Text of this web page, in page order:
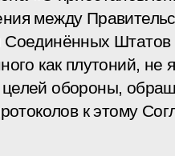
между
Соединённых
как плутоний,
обороны,
к этому